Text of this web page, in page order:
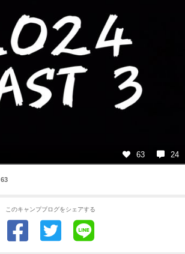
63 24
63
このキャンプブログをシェアする